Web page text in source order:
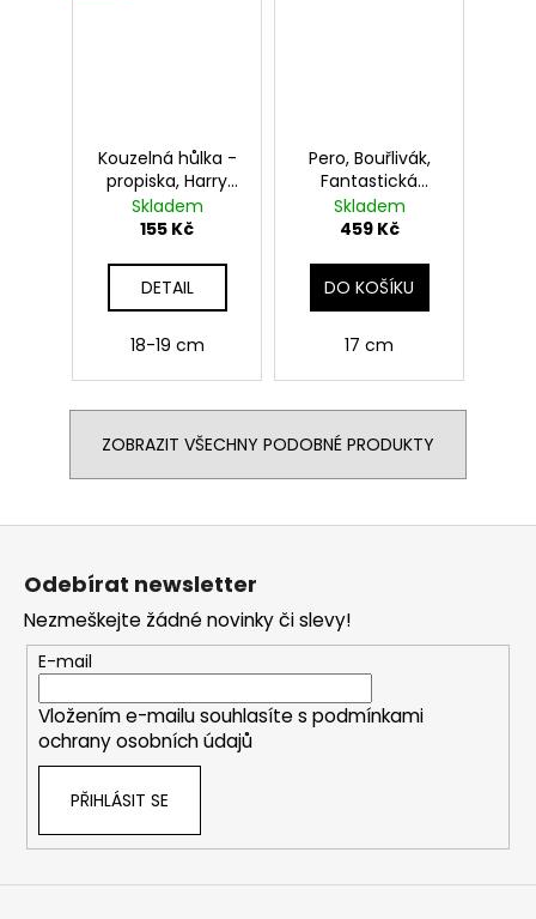
Kouzelná hůlka -
propiska, Harry
Potter
Skladem
155 Kč
DETAIL
18-19 cm
Pero, Bouřlivák,
Fantastická
zvířata
Skladem
459 Kč
DO KOŠÍKU
17 cm
ZOBRAZIT VŠECHNY PODOBNÉ PRODUKTY
Z
Odebírat newsletter
Nezmeškejte žádné novinky či slevy!
E-mail
Vložením e-mailu souhlasíte s podmínkami
ochrany osobních údajů
PŘIHLÁSIT SE